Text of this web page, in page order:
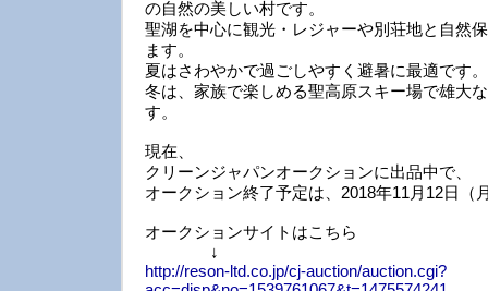
の自然の美しい村です。
聖湖を中心に観光・レジャーや別荘地と自然
ます。
夏はさわやかで過ごしやすく避暑に最適です。
冬は、家族で楽しめる聖高原スキー場で雄大
す。
現在、
クリーンジャパンオークションに出品中で、
オークション終了予定は、2018年11月12日（
オークションサイトはこちら
↓
http://reson-ltd.co.jp/cj-auction/auction.cgi?